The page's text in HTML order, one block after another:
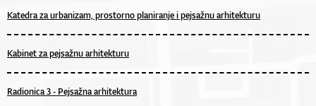
Katedra za urbanizam, prostorno planiranje i pejsažnu arhitekturu
Kabinet za pejsažnu arhitekturu
Radionica 3 - Pejsažna arhitektura